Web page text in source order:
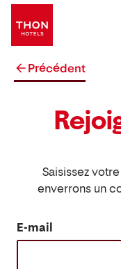
Précédent
Saisissez
enverrons un
E-mail